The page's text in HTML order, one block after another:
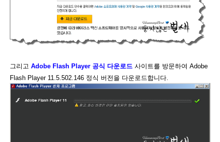
그리고 Adobe Flash Player 공식 다운로드 사이트를 방문하여 Adobe
Flash Player 11.5.502.146 정식 버전을 다운로드합니다.